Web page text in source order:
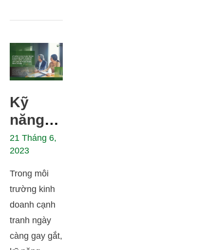
Kỹ
năng
thuyết
phục
đàm
phán
trong
doanh
nghiệp:
21 Tháng 6,
2023
Trong môi
trường kinh
doanh cạnh
tranh ngày
càng gay gắt,